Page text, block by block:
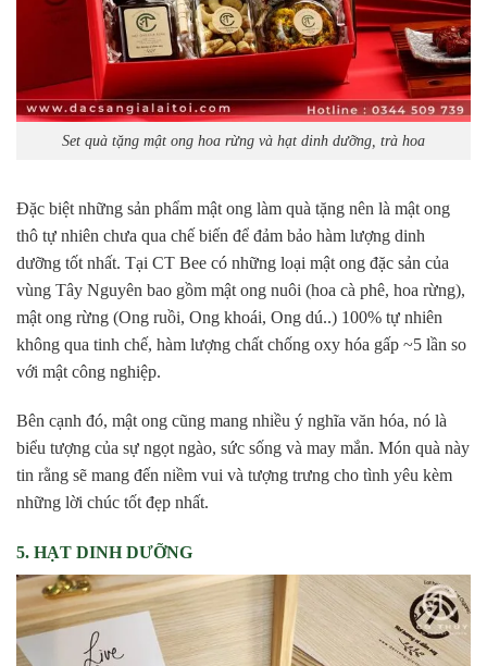
Set quà tặng mật ong hoa rừng và hạt dinh dưỡng, trà hoa
Đặc biệt những sản phẩm mật ong làm quà tặng nên là mật ong
thô tự nhiên chưa qua chế biến để đảm bảo hàm lượng dinh
dưỡng tốt nhất. Tại CT Bee có những loại mật ong đặc sản của
vùng Tây Nguyên bao gồm mật ong nuôi (hoa cà phê, hoa rừng),
mật ong rừng (Ong ruồi, Ong khoái, Ong dú..) 100% tự nhiên
không qua tinh chế, hàm lượng chất chống oxy hóa gấp ~5 lần so
với mật công nghiệp.
Bên cạnh đó, mật ong cũng mang nhiều ý nghĩa văn hóa, nó là
biểu tượng của sự ngọt ngào, sức sống và may mắn. Món quà này
tin rằng sẽ mang đến niềm vui và tượng trưng cho tình yêu kèm
những lời chúc tốt đẹp nhất.
5. HẠT DINH DƯỠNG